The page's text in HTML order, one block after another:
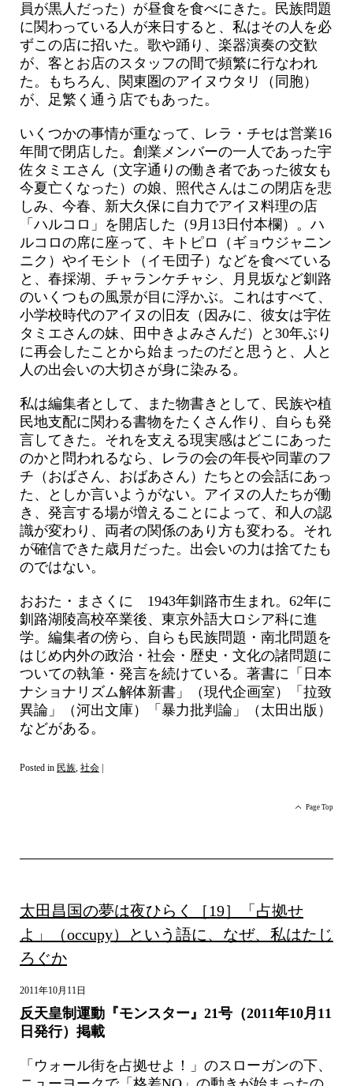
員が黒人だった）が昼食を食べにきた。民族問題
に関わっている人が来日すると、私はその人を必
ずこの店に招いた。歌や踊り、楽器演奏の交歓
が、客とお店のスタッフの間で頻繁に行なわれ
た。もちろん、関東圏のアイヌウタリ（同胞）
が、足繁く通う店でもあった。
いくつかの事情が重なって、レラ・チセは営業16
年間で閉店した。創業メンバーの一人であった宇
佐タミエさん（文字通りの働き者であった彼女も
今夏亡くなった）の娘、照代さんはこの閉店を悲
しみ、今春、新大久保に自力でアイヌ料理の店
「ハルコロ」を開店した（9月13日付本欄）。ハ
ルコロの席に座って、キトピロ（ギョウジャニン
ニク）やイモシト（イモ団子）などを食べている
と、春採湖、チャランケチャシ、月見坂など釧路
のいくつもの風景が目に浮かぶ。これはすべて、
小学校時代のアイヌの旧友（因みに、彼女は宇佐
タミエさんの妹、田中きよみさんだ）と30年ぶり
に再会したことから始まったのだと思うと、人と
人の出会いの大切さが身に染みる。
私は編集者として、また物書きとして、民族や植
民地支配に関わる書物をたくさん作り、自らも発
言してきた。それを支える現実感はどこにあった
のかと問われるなら、レラの会の年長や同輩のフ
チ（おばさん、おばあさん）たちとの会話にあっ
た、としか言いようがない。アイヌの人たちが働
き、発言する場が増えることによって、和人の認
識が変わり、両者の関係のあり方も変わる。それ
が確信できた歳月だった。出会いの力は捨てたも
のではない。
おおた・まさくに 1943年釧路市生まれ。62年に
釧路湖陵高校卒業後、東京外語大ロシア科に進
学。編集者の傍ら、自らも民族問題・南北問題を
はじめ内外の政治・社会・歴史・文化の諸問題に
ついての執筆・発言を続けている。著書に「日本
ナショナリズム解体新書」（現代企画室）「拉致
異論」（河出文庫）「暴力批判論」（太田出版）
などがある。
Posted in 民族, 社会
Page Top
太田昌国の夢は夜ひらく［19］「占拠せ
よ」（occupy）という語に、なぜ、私はたじ
ろぐか
2011年10月11日
反天皇制運動『モンスター』21号（2011年10月11
日発行）掲載
「ウォール街を占拠せよ！」のスローガンの下、